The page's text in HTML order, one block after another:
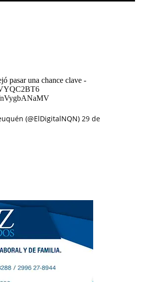
pasar una chance clave -
(@ElDigitalNQN) 29 de